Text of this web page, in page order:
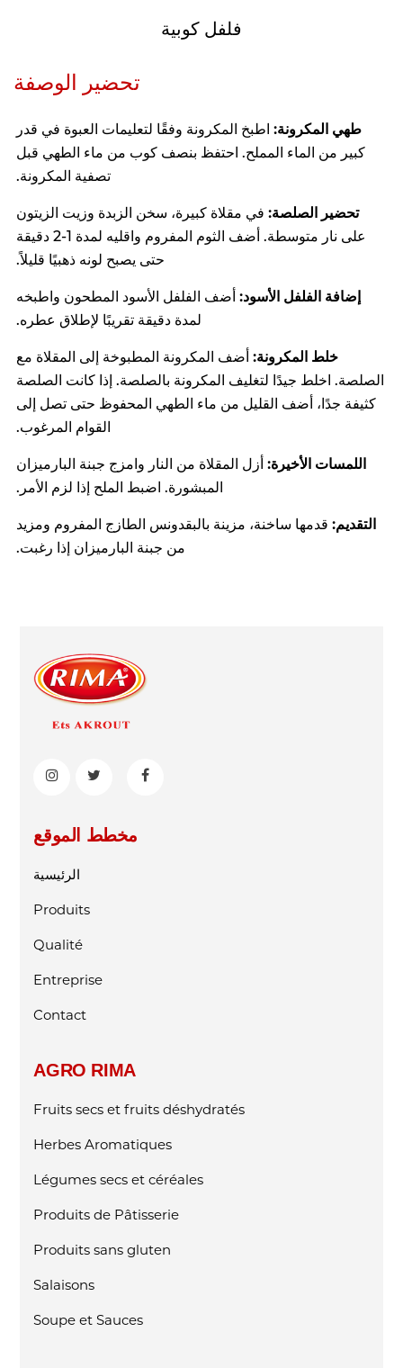
فلفل كوبية
تحضير الوصفة
طهي المكرونة: اطبخ المكرونة وفقًا لتعليمات العبوة في قدر
كبير من الماء المملح. احتفظ بنصف كوب من ماء الطهي قبل
تصفية المكرونة.
تحضير الصلصة: في مقلاة كبيرة، سخن الزبدة وزيت الزيتون
على نار متوسطة. أضف الثوم المفروم واقليه لمدة 1-2 دقيقة
حتى يصبح لونه ذهبيًا قليلاً.
إضافة الفلفل الأسود: أضف الفلفل الأسود المطحون واطبخه
لمدة دقيقة تقريبًا لإطلاق عطره.
خلط المكرونة: أضف المكرونة المطبوخة إلى المقلاة مع
الصلصة. اخلط جيدًا لتغليف المكرونة بالصلصة. إذا كانت الصلصة
كثيفة جدًا، أضف القليل من ماء الطهي المحفوظ حتى تصل إلى
القوام المرغوب.
اللمسات الأخيرة: أزل المقلاة من النار وامزج جبنة البارميزان
المبشورة. اضبط الملح إذا لزم الأمر.
التقديم: قدمها ساخنة، مزينة بالبقدونس الطازج المفروم ومزيد
من جبنة البارميزان إذا رغبت.
مخطط الموقع
الرئيسية
Produits
Qualité
Entreprise
Contact
AGRO RIMA
Fruits secs et fruits déshydratés
Herbes Aromatiques
Légumes secs et céréales
Produits de Pâtisserie
Produits sans gluten
Salaisons
Soupe et Sauces